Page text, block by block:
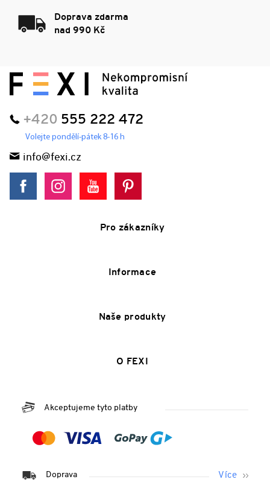
Doprava zdarma
nad 990 Kč
+420 555 222 472
Volejte pondělí-pátek 8-16 h
info@fexi.cz
Pro zákazníky
Informace
Naše produkty
O FEXI
Akceptujeme tyto platby
Doprava